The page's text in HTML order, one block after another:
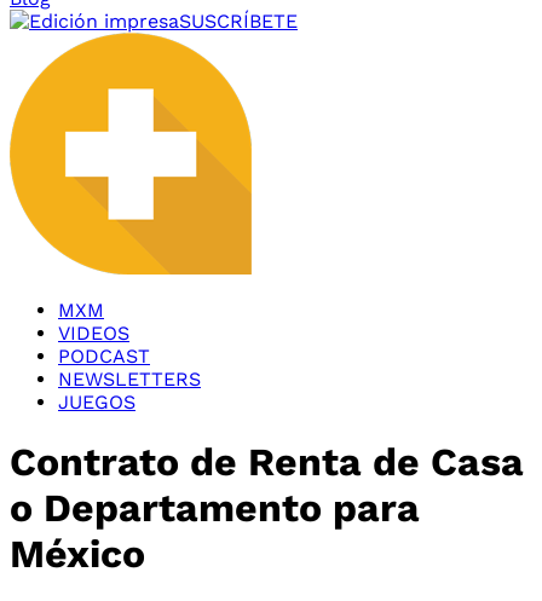
SUSCRÍBETE
MXM
VIDEOS
PODCAST
NEWSLETTERS
JUEGOS
Contrato de Renta de Casa
o Departamento para
México